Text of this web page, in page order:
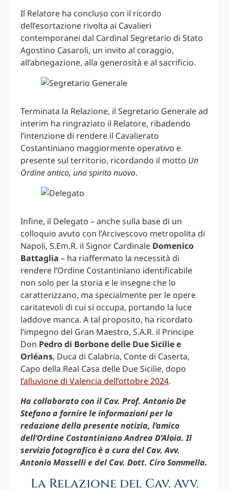
Il Relatore ha concluso con il ricordo
dell’esortazione rivolta ai Cavalieri
contemporanei dal Cardinal Segretario di Stato
Agostino Casaroli, un invito al coraggio,
all’abnegazione, alla generosità e al sacrificio.
Terminata la Relazione, il Segretario Generale ad
interim ha ringraziato il Relatore, ribadendo
l’intenzione di rendere il Cavalierato
Costantiniano maggiormente operativo e
presente sul territorio, ricordando il motto Un
Ordine antico, uno spirito nuovo.
Infine, il Delegato – anche sulla base di un
colloquio avuto con l’Arcivescovo metropolita di
Napoli, S.Em.R. il Signor Cardinale Domenico
Battaglia – ha riaffermato la necessità di
rendere l’Ordine Costantiniano identificabile
non solo per la storia e le insegne che lo
caratterizzano, ma specialmente per le opere
caritatevoli di cui si occupa, portando la luce
laddove manca. A tal proposito, ha ricordato
l’impegno del Gran Maestro, S.A.R. il Principe
Don Pedro di Borbone delle Due Sicilie e
Orléans, Duca di Calabria, Conte di Caserta,
Capo della Real Casa delle Due Sicilie, dopo
l’alluvione di Valencia dell’ottobre 2024.
Ha collaborato con il Cav. Prof. Antonio De
Stefano a fornire le informazioni per la
redazione della presente notizia, l’amico
dell’Ordine Costantiniano Andrea D’Aloia. Il
servizio fotografico è a cura del Cav. Avv.
Antonio Masselli e del Cav. Dott. Ciro Sommella.
La Relazione del Cav. Avv.